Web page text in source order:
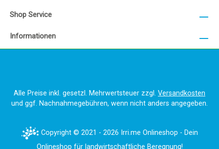
Shop Service
Informationen
Alle Preise inkl. gesetzl. Mehrwertsteuer zzgl. Versandkosten
und ggf. Nachnahmegebühren, wenn nicht anders angegeben.
Copyright © 2021 - 2026 Irri.me Onlineshop - Dein
Onlineshop für landwirtschaftliche Beregnung!